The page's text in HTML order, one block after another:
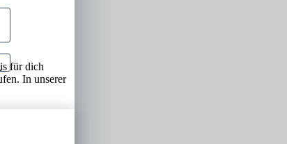
für dich
In unserer